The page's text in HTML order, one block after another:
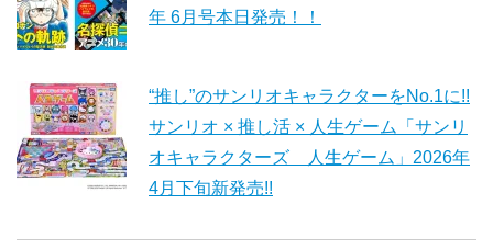
年 6月号本日発売！！
“推し”のサンリオキャラクターをNo.1に!!
サンリオ × 推し活 × 人生ゲーム「サンリ
オキャラクターズ 人生ゲーム」2026年
4月下旬新発売!!